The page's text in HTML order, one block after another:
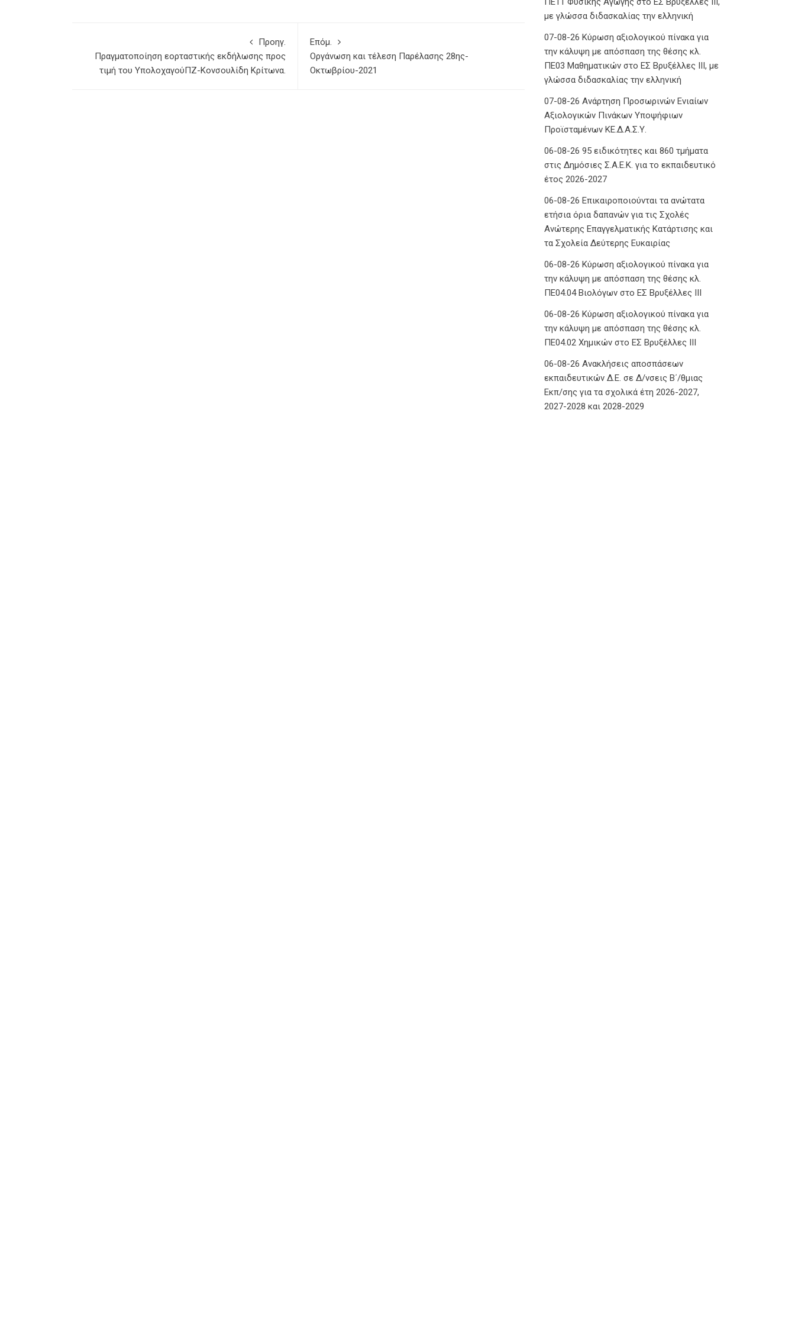
Προηγ.
Πραγματοποίηση εορταστικής εκδήλωσης προς
τιμή του ΥπολοχαγούΠΖ-Κονσουλίδη Κρίτωνα.
Επόμ.
Οργάνωση και τέλεση Παρέλασης 28ης-
Οκτωβρίου-2021
με γλώσσα διδασκαλίας την ελληνική
07-08-26 Κύρωση αξιολογικού πίνακα για
την κάλυψη με απόσπαση της θέσης κλ.
ΠΕ03 Μαθηματικών στο ΕΣ Βρυξέλλες ΙΙΙ, με
γλώσσα διδασκαλίας την ελληνική
07-08-26 Ανάρτηση Προσωρινών Ενιαίων
Αξιολογικών Πινάκων Υποψήφιων
Προϊσταμένων ΚΕ.Δ.Α.Σ.Υ.
06-08-26 95 ειδικότητες και 860 τμήματα
στις Δημόσιες Σ.Α.Ε.Κ. για το εκπαιδευτικό
έτος 2026-2027
06-08-26 Επικαιροποιούνται τα ανώτατα
ετήσια όρια δαπανών για τις Σχολές
Ανώτερης Επαγγελματικής Κατάρτισης και
τα Σχολεία Δεύτερης Ευκαιρίας
06-08-26 Κύρωση αξιολογικού πίνακα για
την κάλυψη με απόσπαση της θέσης κλ.
ΠΕ04.04 Βιολόγων στο ΕΣ Βρυξέλλες ΙΙΙ
06-08-26 Κύρωση αξιολογικού πίνακα για
την κάλυψη με απόσπαση της θέσης κλ.
ΠΕ04.02 Χημικών στο ΕΣ Βρυξέλλες ΙΙΙ
06-08-26 Ανακλήσεις αποσπάσεων
εκπαιδευτικών Δ.Ε. σε Δ/νσεις Β΄/θμιας
Εκπ/σης για τα σχολικά έτη 2026-2027,
2027-2028 και 2028-2029